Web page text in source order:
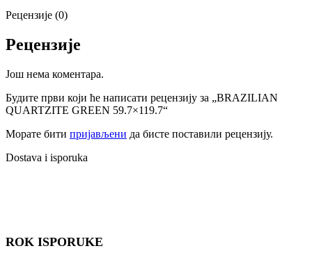
Рецензије (0)
Рецензије
Још нема коментара.
Будите први који ће написати рецензију за „BRAZILIAN
QUARTZITE GREEN 59.7×119.7“
Морате бити пријављени да бисте поставили рецензију.
Dostava i isporuka
ROK ISPORUKE